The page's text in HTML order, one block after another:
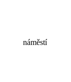
náměstí